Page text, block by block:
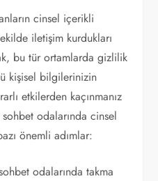
cinsel içerikli
iletişim kurdukları
bu tür ortamlarda gizlilik
kişisel bilgilerinizin
etkilerden kaçınmanız
odalarında cinsel
önemli adımlar:
odalarında takma